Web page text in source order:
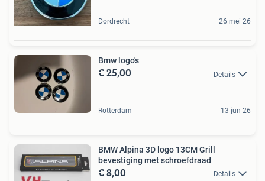
Dordrecht 26 mei 26
Bmw logo's
€ 25,00 Details
Rotterdam 13 jun 26
BMW Alpina 3D logo 13CM Grill
bevestiging met schroefdraad
€ 8,00 Details